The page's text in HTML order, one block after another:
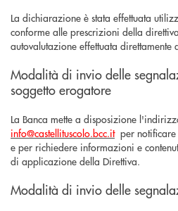
La dichiarazione è stata effettuata
conforme alle prescrizioni della
autovalutazione effettuata direttamente
Modalità di invio delle
soggetto erogatore
La Banca mette a disposizione
info@castellituscolo.bcc.itper notificare
e per richiedere informazioni e
di applicazione della Direttiva.
Modalità di invio delle